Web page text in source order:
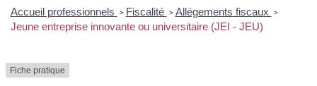
Accueil professionnels > Fiscalité > Allégements fiscaux >
Jeune entreprise innovante ou universitaire (JEI - JEU)
Fiche pratique